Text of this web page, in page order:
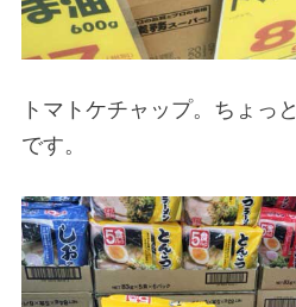
トマトケチャップ。ちょっ
です。